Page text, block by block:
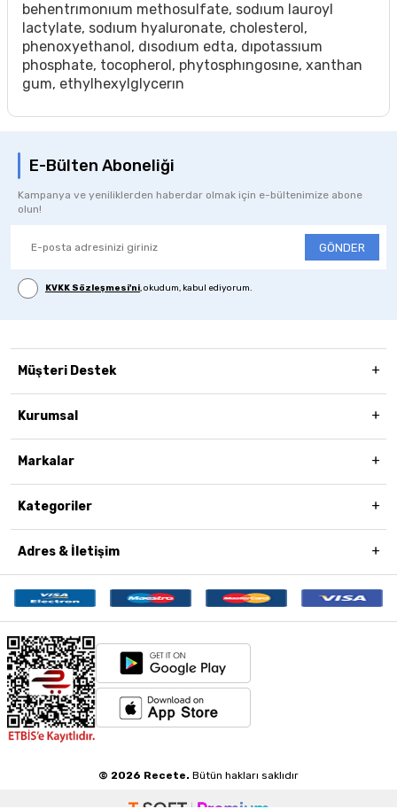
behentrımonıum methosulfate, sodıum lauroyl
lactylate, sodıum hyaluronate, cholesterol,
phenoxyethanol, dısodıum edta, dıpotassıum
phosphate, tocopherol, phytosphıngosıne, xanthan
gum, ethylhexylglycerın
E-Bülten Aboneliği
Kampanya ve yeniliklerden haberdar olmak için e-bültenimize abone
olun!
GÖNDER
KVKK Sözleşmesi'ni, okudum, kabul ediyorum.
Müşteri Destek
Kurumsal
Markalar
Kategoriler
Adres & İletişim
© 2026 Recete. Bütün hakları saklıdır